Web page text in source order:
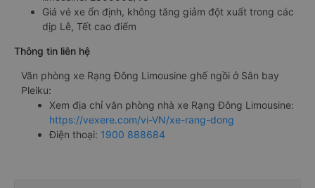
Giá vé xe ổn định, không tăng giảm đột xuất trong các
dịp Lễ, Tết cao điểm
Thông tin liên hệ
Văn phòng xe Rạng Đông Limousine ghế ngồi ở Sân bay
Pleiku:
Xem địa chỉ văn phòng nhà xe Rạng Đông Limousine:
https://vexere.com/vi-VN/xe-rang-dong
Điện thoại: 1900 888684